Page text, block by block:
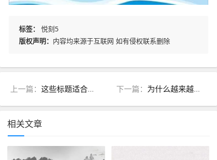
标签：
悦刻5
版权声明： 内容均来源于互联网 如有侵权联系删除
上一篇： 这些标题适合用作吸引关注、增加点击率的内容。 下一篇： 为什么越来越多人选择悦刻电子烟？市场趋势分析
相关文章